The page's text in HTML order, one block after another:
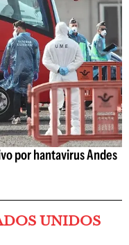
por hantavirus Andes
UNIDOS